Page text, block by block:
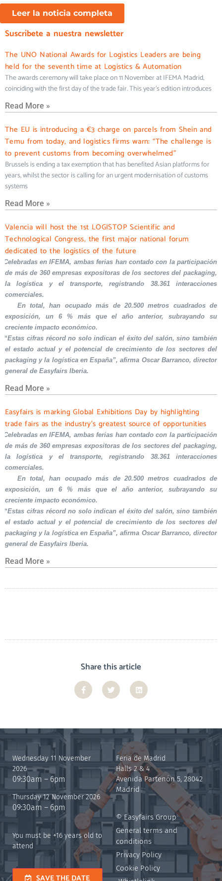
Leer la noticia completa
Suscríbete a nuestra newsletter
The UNO National Awards for Logistics Leaders are being
held for the seventh time at Logistics & Automation
The awards ceremony will take place on 11 November at IFEMA Madrid,
coinciding with the first day of the trade fair. This year’s edition introduces
Read More »
The EU is introducing a €3 charge on parcels from Shein and
Temu from today, and logistics firms warn: “The challenge is
to prevent customs from becoming overwhelmed”
Brussels is ending a tax exemption that has benefited Asian platforms for
years, whilst the sector is calling for an urgent modernisation of customs
systems
Read More »
Valencia will host the 1st LOGISTOP Scientific and
Technological Congress, the first major national forum
dedicated to the logistics of the future
Celebradas en IFEMA, ambas ferias han contado con la participación
de más de 360 empresas expositoras de los sectores del packaging,
la logística y el transporte, registrando 38.361 interacciones
comerciales.
En total, han ocupado más de 20.500 metros cuadrados de
exposición, un 6 % más que el año anterior, subrayando su
creciente impacto económico.
“Estas cifras récord no solo indican el éxito del salón, sino también
el estado actual y el potencial de crecimiento de los sectores del
packaging y la logística en España”, afirma Oscar Barranco, director
general de Easyfairs Iberia.
Read More »
Easyfairs is marking Global Exhibitions Day by highlighting
trade fairs as the industry’s greatest source of opportunities
Celebradas en IFEMA, ambas ferias han contado con la participación
de más de 360 empresas expositoras de los sectores del packaging,
la logística y el transporte, registrando 38.361 interacciones
comerciales.
En total, han ocupado más de 20.500 metros cuadrados de
exposición, un 6 % más que el año anterior, subrayando su
creciente impacto económico.
“Estas cifras récord no solo indican el éxito del salón, sino también
el estado actual y el potencial de crecimiento de los sectores del
packaging y la logística en España”, afirma Oscar Barranco, director
general de Easyfairs Iberia.
Read More »
Share this article
Wednesday 11 November
2026
09:30am – 6pm
Thursday 12 November 2026
09:30am – 6pm
You must be +16 years old to
attend
SAVE THE DATE
Feria de Madrid
Halls 2 & 4
Avenida Partenón 5, 28042
Madrid
© Easyfairs Group
General terms and
conditions
Privacy Policy
Cookie Policy